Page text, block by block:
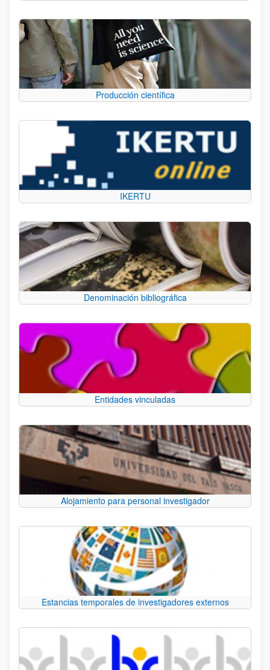
Producción científica
IKERTU
Denominación bibliográfica
Entidades vinculadas
Alojamiento para personal investigador
Estancias temporales de investigadores externos